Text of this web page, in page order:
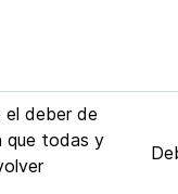
el deber de
que todas y